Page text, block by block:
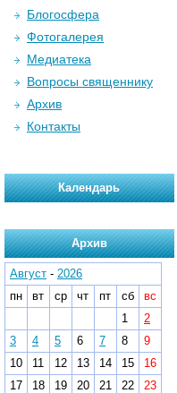
Блогосфера
Фотогалерея
Медиатека
Вопросы священнику
Архив
Контакты
Календарь
Архив
Август - 2026
пн
вт ср чт пт сб
вс
1
2
3
4 5 6 7 8
9
10
11 12 13 14 15
16
17
18 19 20 21 22
23